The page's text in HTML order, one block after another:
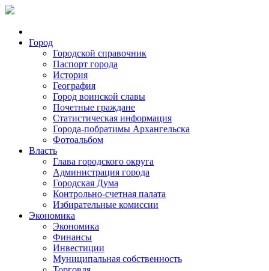
Город
Городской справочник
Паспорт города
История
География
Город воинской славы
Почетные граждане
Статистическая информация
Города-побратимы Архангельска
Фотоальбом
Власть
Глава городского округа
Администрация города
Городская Дума
Контрольно-счетная палата
Избирательные комиссии
Экономика
Экономика
Финансы
Инвестиции
Муниципальная собственность